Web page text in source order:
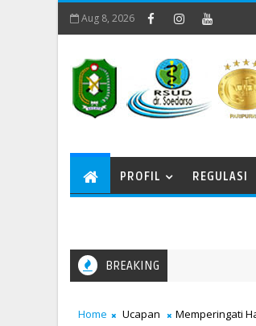
Aug 8, 2026
PROFIL REGULASI
BREAKING
Home Ucapan Memperingati